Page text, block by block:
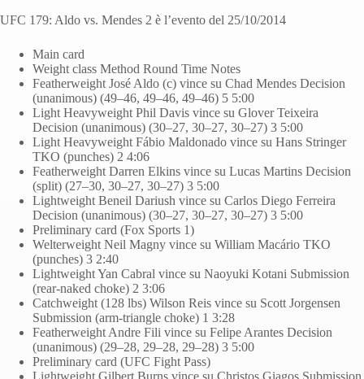
UFC 179: Aldo vs. Mendes 2 è l’evento del 25/10/2014
Main card
Weight class Method Round Time Notes
Featherweight José Aldo (c) vince su Chad Mendes Decision
(unanimous) (49–46, 49–46, 49–46) 5 5:00
Light Heavyweight Phil Davis vince su Glover Teixeira
Decision (unanimous) (30–27, 30–27, 30–27) 3 5:00
Light Heavyweight Fábio Maldonado vince su Hans Stringer
TKO (punches) 2 4:06
Featherweight Darren Elkins vince su Lucas Martins Decision
(split) (27–30, 30–27, 30–27) 3 5:00
Lightweight Beneil Dariush vince su Carlos Diego Ferreira
Decision (unanimous) (30–27, 30–27, 30–27) 3 5:00
Preliminary card (Fox Sports 1)
Welterweight Neil Magny vince su William Macário TKO
(punches) 3 2:40
Lightweight Yan Cabral vince su Naoyuki Kotani Submission
(rear-naked choke) 2 3:06
Catchweight (128 lbs) Wilson Reis vince su Scott Jorgensen
Submission (arm-triangle choke) 1 3:28
Featherweight Andre Fili vince su Felipe Arantes Decision
(unanimous) (29–28, 29–28, 29–28) 3 5:00
Preliminary card (UFC Fight Pass)